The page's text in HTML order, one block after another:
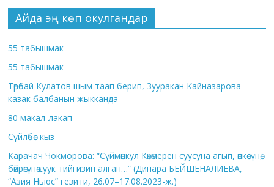
Айда эң көп окулгандар
55 табышмак
55 табышмак
Төрөбай Кулатов шым таап берип, Зууракан Кайназарова
казак балбанын жыкканда
80 макал-лакап
Сүйлөбөс кыз
Карачач Чокморова: “Сүймөнкул Көкөмерен суусуна агып, өпкөсүнө,
бөйрөгүнө суук тийгизип алган…” (Динара БЕЙШЕНАЛИЕВА,
“Азия Ньюс” гезити, 26.07–17.08.2023-ж.)